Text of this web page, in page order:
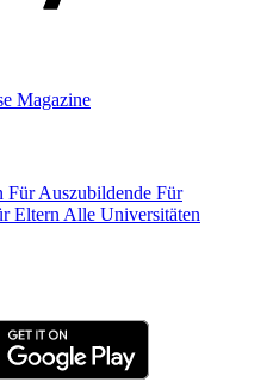
Magazine
Für Auszubildende Für
Eltern Alle Universitäten